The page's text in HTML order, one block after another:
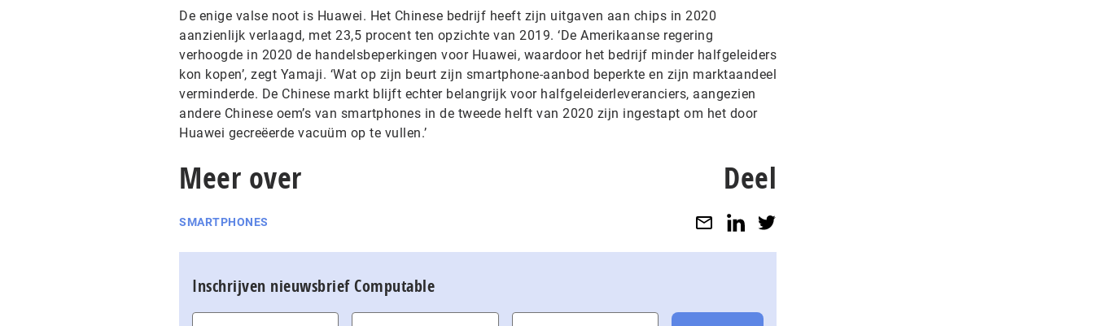
De enige valse noot is Huawei. Het Chinese bedrijf heeft zijn uitgaven aan chips in 2020
aanzienlijk verlaagd, met 23,5 procent ten opzichte van 2019. ‘De Amerikaanse regering
verhoogde in 2020 de handelsbeperkingen voor Huawei, waardoor het bedrijf minder halfgeleiders
kon kopen’, zegt Yamaji. ‘Wat op zijn beurt zijn smartphone-aanbod beperkte en zijn marktaandeel
verminderde. De Chinese markt blijft echter belangrijk voor halfgeleiderleveranciers, aangezien
andere Chinese oem’s van smartphones in de tweede helft van 2020 zijn ingestapt om het door
Huawei gecreëerde vacuüm op te vullen.’
Meer over
SMARTPHONES
Deel
Inschrijven nieuwsbrief Computable